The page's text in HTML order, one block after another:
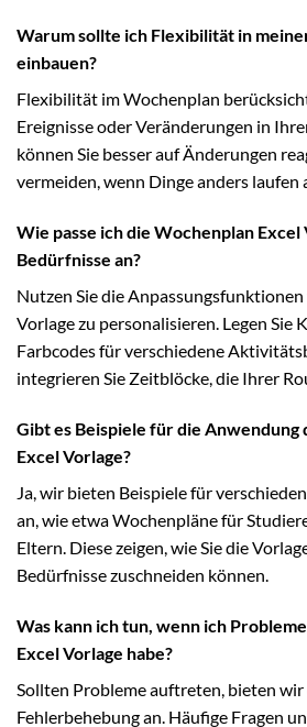
Warum sollte ich Flexibilität in
einbauen?
Flexibilität im Wochenplan
Ereignisse oder Veränderungen in
können Sie besser auf Änderungen
vermeiden, wenn Dinge anders laufen
Wie passe ich die Wochenplan Excel
Bedürfnisse an?
Nutzen Sie die Anpassungsfunktionen
Vorlage zu personalisieren. Legen Sie
Farbcodes für verschiedene
integrieren Sie Zeitblöcke, die Ihrer
Gibt es Beispiele für die Anwendung
Excel Vorlage?
Ja, wir bieten Beispiele für
an, wie etwa Wochenpläne für
Eltern. Diese zeigen, wie Sie die
Bedürfnisse zuschneiden können.
Was kann ich tun, wenn ich
Excel Vorlage habe?
Sollten Probleme auftreten, bieten
Fehlerbehebung an. Häufige Fragen